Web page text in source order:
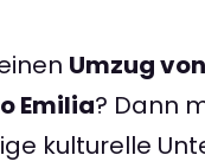
Umzug
Emilia? Dann
kulturelle